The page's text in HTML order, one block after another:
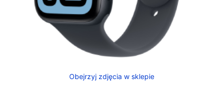
Obejrzyj zdjęcia w sklepie